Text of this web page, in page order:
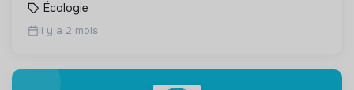
Écologie
Il y a 2 mois